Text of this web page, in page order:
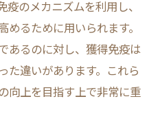
活を目指すために
メカニズム
の役割
を理解する
のメカニズムを利用し、
るために用いられます。
あるのに対し、獲得免疫は
た違いがあります。これら
向上を目指す上で非常に重